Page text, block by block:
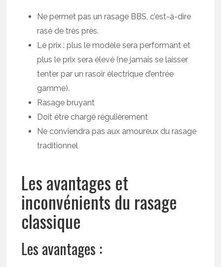
Ne permet pas un rasage BBS, c’est-à-dire
rasé de très près.
Le prix : plus le modèle sera performant et
plus le prix sera élevé (ne jamais se laisser
tenter par un rasoir électrique d’entrée
gamme).
Rasage bruyant
Doit être chargé régulièrement
Ne conviendra pas aux amoureux du rasage
traditionnel
Les avantages et
inconvénients du rasage
classique
Les avantages :